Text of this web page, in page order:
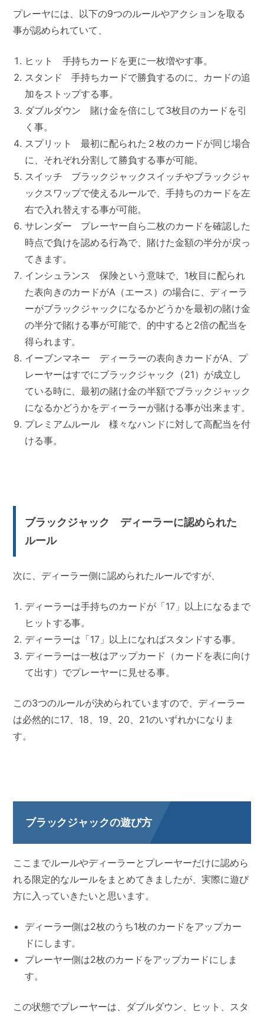
プレーヤには、以下の9つのルールやアクションを取る
事が認められていて、
ヒット 手持ちカードを更に一枚増やす事。
スタンド 手持ちカードで勝負するのに、カードの追
加をストップする事。
ダブルダウン 賭け金を倍にして3枚目のカードを引
く事。
スプリット 最初に配られた２枚のカードが同じ場合
に、それぞれ分割して勝負する事が可能。
スイッチ ブラックジャックスイッチやブラックジャ
ックスワップで使えるルールで、手持ちのカードを左
右で入れ替えする事が可能。
サレンダー プレーヤー自ら二枚のカードを確認した
時点で負けを認める行為で、賭けた金額の半分が戻っ
てきます。
インシュランス 保険という意味で、1枚目に配られ
た表向きのカードがA（エース）の場合に、ディーラ
ーがブラックジャックになるかどうかを最初の賭け金
の半分で賭ける事が可能で、的中すると2倍の配当を
得られます。
イーブンマネー ディーラーの表向きカードがA、プ
レーヤーはすでにブラックジャック（21）が成立し
ている時に、最初の賭け金の半額でブラックジャック
になるかどうかをディーラーが賭ける事が出来ます。
プレミアムルール 様々なハンドに対して高配当を付
ける事。
ブラックジャック ディーラーに認められた
ルール
次に、ディーラー側に認められたルールですが、
ディーラーは手持ちのカードが「17」以上になるまで
ヒットする事。
ディーラーは「17」以上になればスタンドする事。
ディーラーは一枚はアップカード（カードを表に向け
て出す）でプレーヤーに見せる事。
この3つのルールが決められていますので、ディーラー
は必然的に17、18、19、20、21のいずれかになりま
す。
ブラックジャックの遊び方
ここまでルールやディーラーとプレーヤーだけに認めら
れる限定的なルールをまとめてきましたが、実際に遊び
方に入っていきたいと思います。
ディーラー側は2枚のうち1枚のカードをアップカー
ドにします。
プレーヤー側は2枚のカードをアップカードにしま
す。
この状態でプレーヤーは、ダブルダウン、ヒット、スタ